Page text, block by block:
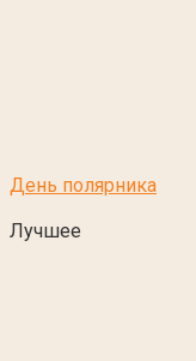
День полярника
Лучшее